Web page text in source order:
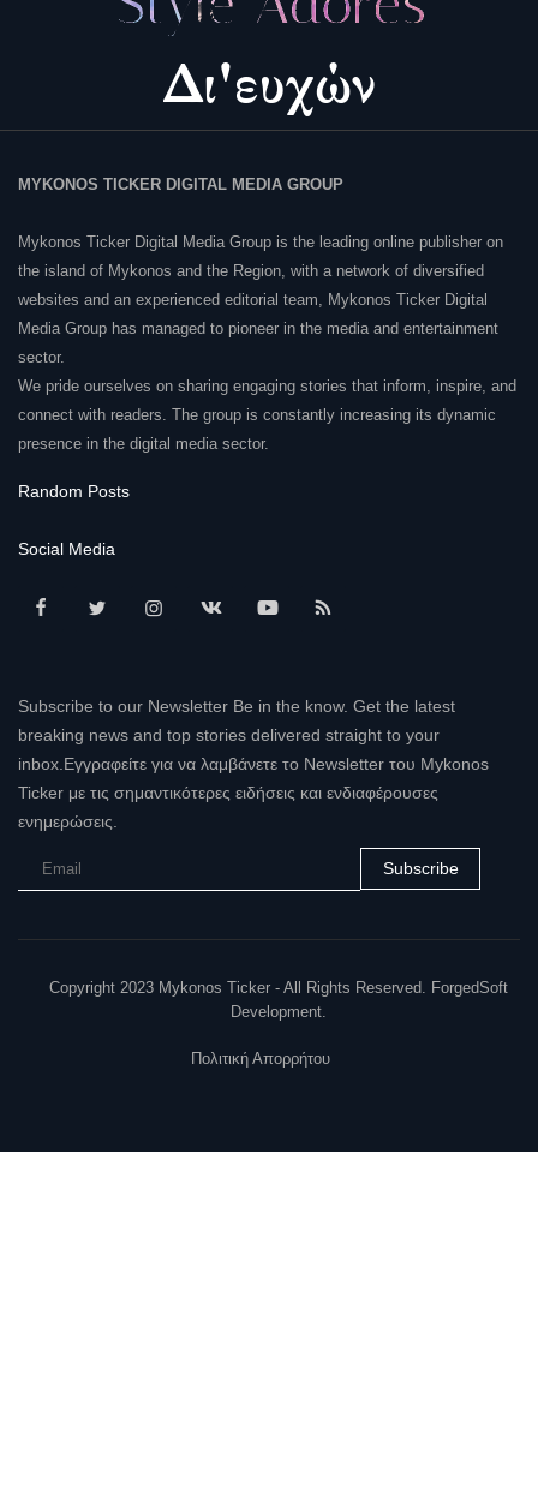
MYKONOS TICKER DIGITAL MEDIA GROUP
Mykonos Ticker Digital Media Group is the leading online publisher on
the island of Mykonos and the Region, with a network of diversified
websites and an experienced editorial team, Mykonos Ticker Digital
Media Group has managed to pioneer in the media and entertainment
sector.
We pride ourselves on sharing engaging stories that inform, inspire, and
connect with readers. The group is constantly increasing its dynamic
presence in the digital media sector.
Random Posts
Social Media
Subscribe to our Newsletter Be in the know. Get the latest
breaking news and top stories delivered straight to your
inbox.Εγγραφείτε για να λαμβάνετε το Newsletter του Mykonos
Ticker με τις σημαντικότερες ειδήσεις και ενδιαφέρουσες
ενημερώσεις.
Subscribe
Copyright 2023 Mykonos Ticker - All Rights Reserved. ForgedSoft
Development.
Πολιτική Απορρήτου